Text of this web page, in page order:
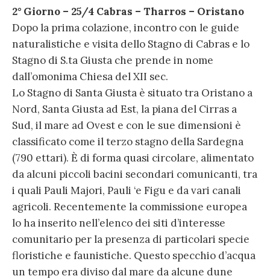
2° Giorno – 25/4 Cabras – Tharros – Oristano
Dopo la prima colazione, incontro con le guide
naturalistiche e visita dello Stagno di Cabras e lo
Stagno di S.ta Giusta che prende in nome
dall’omonima Chiesa del XII sec.
Lo Stagno di Santa Giusta è situato tra Oristano a
Nord, Santa Giusta ad Est, la piana del Cirras a
Sud, il mare ad Ovest e con le sue dimensioni è
classificato come il terzo stagno della Sardegna
(790 ettari). È di forma quasi circolare, alimentato
da alcuni piccoli bacini secondari comunicanti, tra
i quali Pauli Majori, Pauli ‘e Figu e da vari canali
agricoli. Recentemente la commissione europea
lo ha inserito nell’elenco dei siti d’interesse
comunitario per la presenza di particolari specie
floristiche e faunistiche. Questo specchio d’acqua
un tempo era diviso dal mare da alcune dune